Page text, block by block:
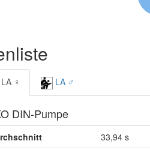
LA ♀ LA ♂
DIN-Pumpe
33,94 s